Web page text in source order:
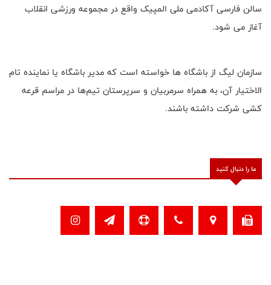
سالن فارسی آکادمی ملی المپیک واقع در مجموعه ورزشی انقلاب
آغاز می شود.
سازمان لیگ از باشگاه ها خواسته است که مدیر باشگاه یا نماینده تام
الاختیار آن، به همراه سرمربیان و سرپرستان تیم‌ها در مراسم قرعه
کشی شرکت داشته باشند.
ما را دنبال کنید